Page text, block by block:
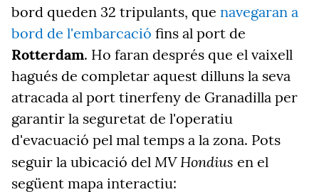
bord queden 32 tripulants, que navegaran a
bord de l'embarcació fins al port de
Rotterdam. Ho faran després que el vaixell
hagués de completar aquest dilluns la seva
atracada al port tinerfeny de Granadilla per
garantir la seguretat de l'operatiu
d'evacuació pel mal temps a la zona. Pots
seguir la ubicació del MV Hondius en el
següent mapa interactiu: